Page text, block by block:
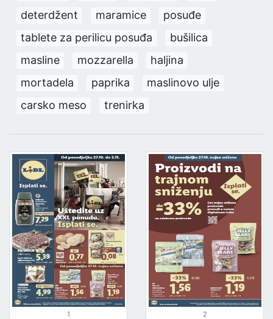
deterdžent
maramice
posuđe
tablete za perilicu posuđa
bušilica
masline
mozzarella
haljina
mortadela
paprika
maslinovo ulje
carsko meso
trenirka
1 2